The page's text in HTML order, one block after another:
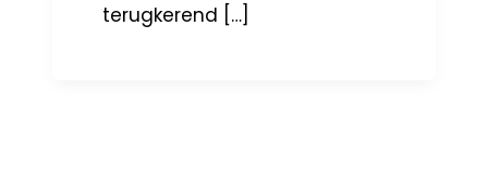
terugkerend […]